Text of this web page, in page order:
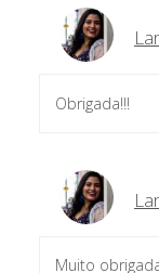
Obrigada!!!
Muito